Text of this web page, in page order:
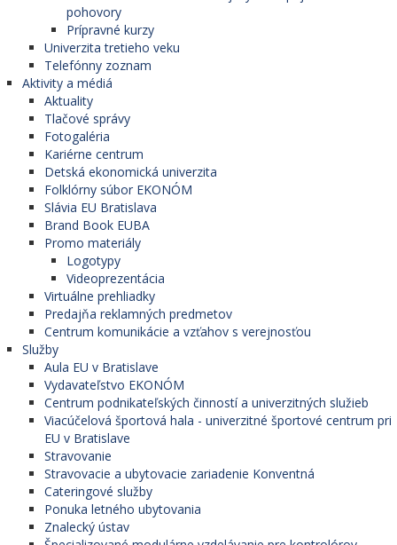
pohovory
Prípravné kurzy
Univerzita tretieho veku
Telefónny zoznam
Aktivity a médiá
Aktuality
Tlačové správy
Fotogaléria
Kariérne centrum
Detská ekonomická univerzita
Folklórny súbor EKONÓM
Slávia EU Bratislava
Brand Book EUBA
Promo materiály
Logotypy
Videoprezentácia
Virtuálne prehliadky
Predajňa reklamných predmetov
Centrum komunikácie a vzťahov s verejnosťou
Služby
Aula EU v Bratislave
Vydavateľstvo EKONÓM
Centrum podnikateľských činností a univerzitných služieb
Viacúčelová športová hala - univerzitné športové centrum pri
EU v Bratislave
Stravovanie
Stravovacie a ubytovacie zariadenie Konventná
Cateringové služby
Ponuka letného ubytovania
Znalecký ústav